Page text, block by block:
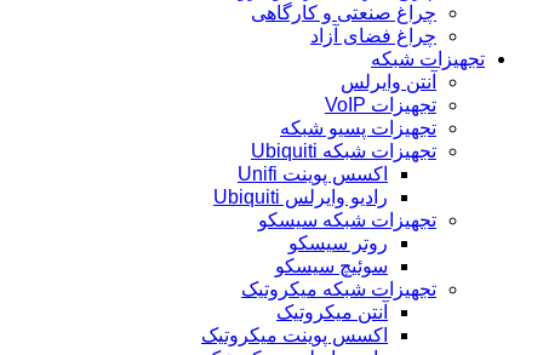
چراغ صنعتی و کارگاهی
چراغ فضای آزاد
تجهیزات شبکه
آنتن وایرلس
تجهیزات VoIP
تجهیزات پسیو شبکه
تجهیزات شبکه Ubiquiti
اکسس پوینت Unifi
رادیو وایرلس Ubiquiti
تجهیزات شبکه سیسکو
روتر سیسکو
سوئیچ سیسکو
تجهیزات شبکه میکروتیک
آنتن میکروتیک
اکسس پوینت میکروتیک